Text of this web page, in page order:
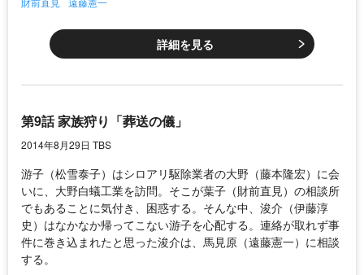
詳細を見る
第9話 家族狩り「葬送の儀」
2014年8月29日 TBS
游子（松雪泰子）はシロアリ駆除業者の大野（藤本隆宏）に会
いに、大野白蟻工業を訪問。そこが葉子（財前直見）の相談所
でもあることに気付き、困惑する。そんな中、浚介（伊藤淳
史）はなかなか帰ってこない游子を心配する。連絡が取れず事
件に巻き込まれたと思った浚介は、馬見原（遠藤憲一）に相談
する。